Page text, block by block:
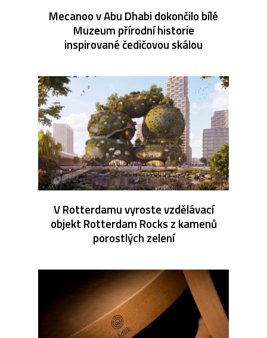
Mecanoo v Abu Dhabi dokončilo bílé
Muzeum přírodní historie
inspirované čedičovou skálou
V Rotterdamu vyroste vzdělávací
objekt Rotterdam Rocks z kamenů
porostlých zelení